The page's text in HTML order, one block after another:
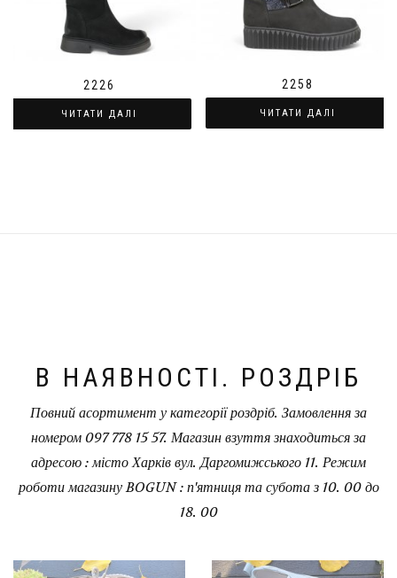
2226
ЧИТАТИ ДАЛІ
2258
ЧИТАТИ ДАЛІ
В НАЯВНОСТІ. РОЗДРІБ
Повний асортимент у категорії роздріб. Замовлення за
номером 097 778 15 57. Магазин взуття знаходиться за
адресою : місто Харків вул. Даргомижського 11. Режим
роботи магазину BOGUN : п'ятниця та субота з 10. 00 до
18. 00